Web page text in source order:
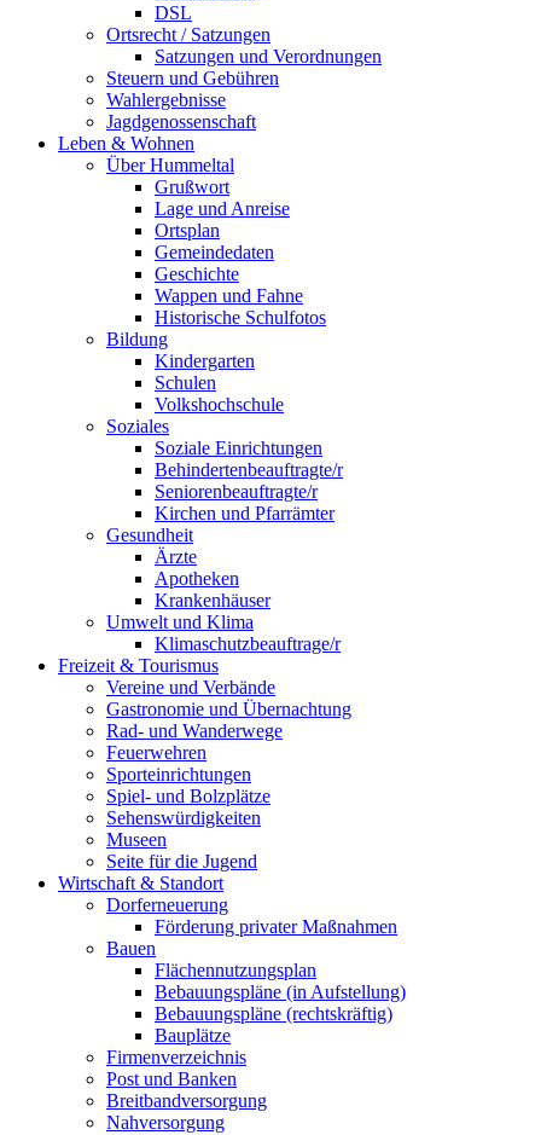
DSL
Ortsrecht / Satzungen
Satzungen und Verordnungen
Steuern und Gebühren
Wahlergebnisse
Jagdgenossenschaft
Leben & Wohnen
Über Hummeltal
Grußwort
Lage und Anreise
Ortsplan
Gemeindedaten
Geschichte
Wappen und Fahne
Historische Schulfotos
Bildung
Kindergarten
Schulen
Volkshochschule
Soziales
Soziale Einrichtungen
Behindertenbeauftragte/r
Seniorenbeauftragte/r
Kirchen und Pfarrämter
Gesundheit
Ärzte
Apotheken
Krankenhäuser
Umwelt und Klima
Klimaschutzbeauftrage/r
Freizeit & Tourismus
Vereine und Verbände
Gastronomie und Übernachtung
Rad- und Wanderwege
Feuerwehren
Sporteinrichtungen
Spiel- und Bolzplätze
Sehenswürdigkeiten
Museen
Seite für die Jugend
Wirtschaft & Standort
Dorferneuerung
Förderung privater Maßnahmen
Bauen
Flächennutzungsplan
Bebauungspläne (in Aufstellung)
Bebauungspläne (rechtskräftig)
Bauplätze
Firmenverzeichnis
Post und Banken
Breitbandversorgung
Nahversorgung